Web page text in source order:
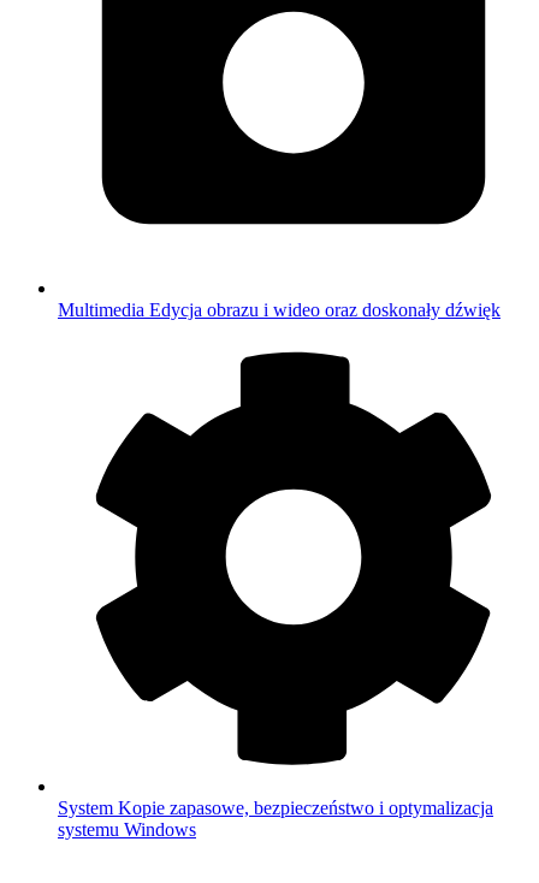
Multimedia Edycja obrazu i wideo oraz doskonały dźwięk
System Kopie zapasowe, bezpieczeństwo i optymalizacja
systemu Windows